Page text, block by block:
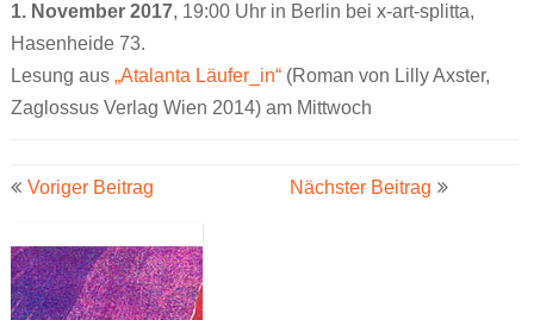
1. November 2017, 19:00 Uhr in Berlin bei x-art-splitta,
Hasenheide 73.
Lesung aus „Atalanta Läufer_in“(Roman von Lilly Axster,
Zaglossus Verlag Wien 2014) am Mittwoch
Beitrags-
Voriger Beitrag Nächster Beitrag